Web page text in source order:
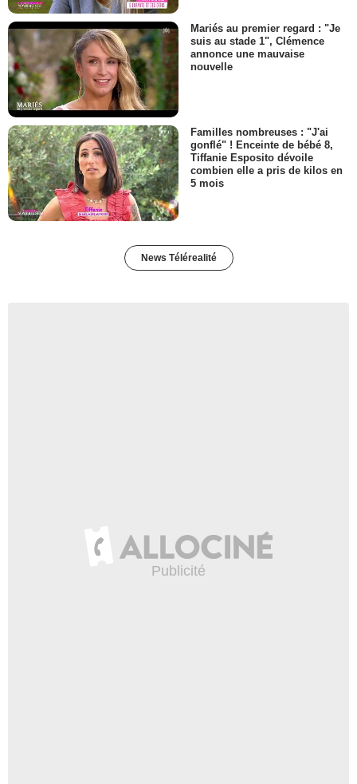
Mariés au premier regard : "Je
suis au stade 1", Clémence
annonce une mauvaise
nouvelle
Familles nombreuses : "J'ai
gonflé" ! Enceinte de bébé 8,
Tiffanie Esposito dévoile
combien elle a pris de kilos en
5 mois
News Télérealité